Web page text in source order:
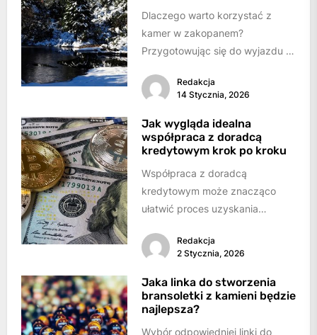
Dlaczego warto korzystać z
kamer w zakopanem?
Przygotowując się do wyjazdu w
kluczowe jest...
Redakcja
14 Stycznia, 2026
Jak wygląda idealna
współpraca z doradcą
kredytowym krok po kroku
Współpraca z doradcą
kredytowym może znacząco
ułatwić proces uzyskania
tego, czy chodzi o kredyt
hipoteczny, gotówkowy...
Redakcja
2 Stycznia, 2026
Jaka linka do stworzenia
bransoletki z kamieni będzie
najlepsza?
Wybór odpowiedniej linki do